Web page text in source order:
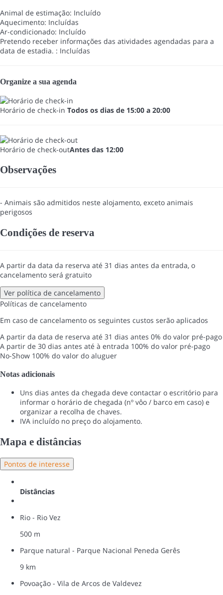
Animal de estimação: Incluído
Aquecimento: Incluídas
Ar-condicionado: Incluído
Pretendo receber informações das atividades agendadas para a
data de estadia. : Incluídas
Organize a sua agenda
Horário de check-in Todos os dias de 15:00 a 20:00
Horário de check-outAntes das 12:00
Observações
- Animais são admitidos neste alojamento, exceto animais
perigosos
Condições de reserva
A partir da data da reserva até 31 dias antes da entrada, o
cancelamento será gratuito
Ver política de cancelamento
Políticas de cancelamento
Em caso de cancelamento os seguintes custos serão aplicados
A partir da data de reserva até 31 dias antes 0% do valor pré-pago
A partir de 30 dias antes até à entrada 100% do valor pré-pago
No-Show 100% do valor do aluguer
Notas adicionais
Uns dias antes da chegada deve contactar o escritório para
informar o horário de chegada (nº vôo / barco em caso) e
organizar a recolha de chaves.
IVA incluído no preço do alojamento.
Mapa e distâncias
Pontos de interesse
Distâncias
Rio - Rio Vez
500 m
Parque natural - Parque Nacional Peneda Gerês
9 km
Povoação - Vila de Arcos de Valdevez